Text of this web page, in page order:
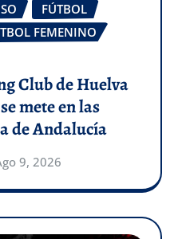
FÚTBOL
FEMENINO
Club de Huelva
mete en las
de Andalucía
9, 2026